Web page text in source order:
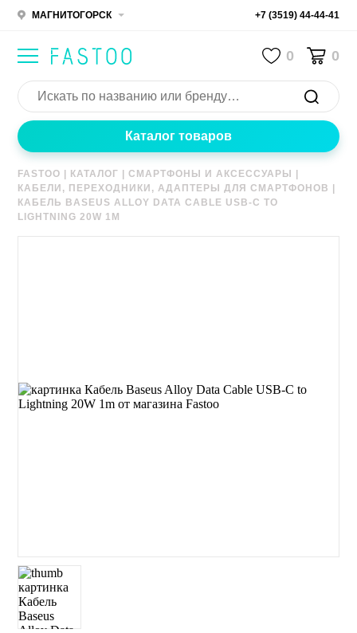
МАГНИТОГОРСК +7 (3519) 44-44-41
0 0
Каталог товаров
FASTOO КАТАЛОГ |СМАРТФОНЫ И АКСЕССУАРЫ
КАБЕЛИ, ПЕРЕХОДНИКИ, АДАПТЕРЫ ДЛЯ СМАРТФОНОВ
КАБЕЛЬ BASEUS ALLOY DATA CABLE USB-C TO
LIGHTNING 20W 1M